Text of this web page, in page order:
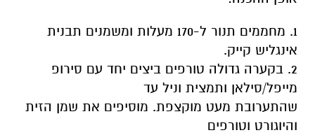
1. מחממים תנור ל-170 מעלות ומשמנים תבנית
אינגליש קייק.
2. בקערה גדולה טורפים ביצים יחד עם סירופ
מייפל/סילאן ותמצית וניל עד
שהתערובת מעט מוקצפת. מוסיפים את שמן הזית
והיוגורט וטורפים